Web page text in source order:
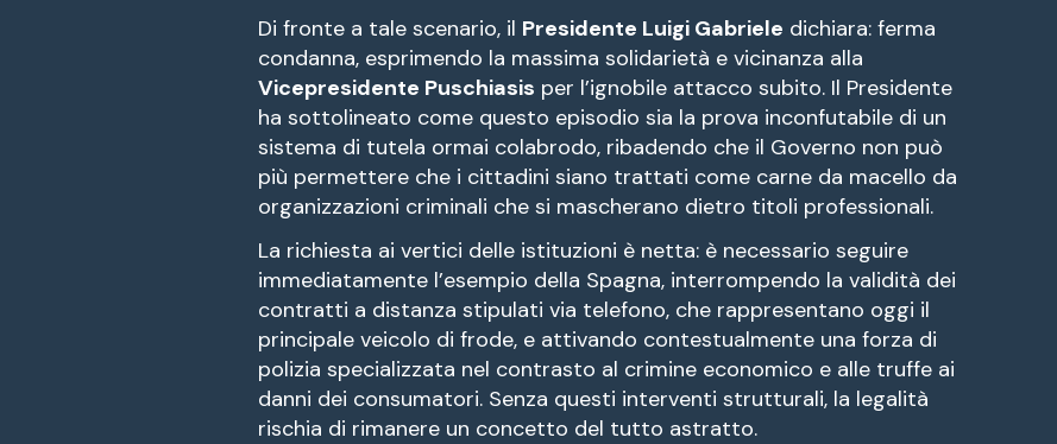
Di fronte a tale scenario, il Presidente Luigi Gabriele dichiara: ferma
condanna, esprimendo la massima solidarietà e vicinanza alla
Vicepresidente Puschiasis per l’ignobile attacco subito. Il Presidente
ha sottolineato come questo episodio sia la prova inconfutabile di un
sistema di tutela ormai colabrodo, ribadendo che il Governo non può
più permettere che i cittadini siano trattati come carne da macello da
organizzazioni criminali che si mascherano dietro titoli professionali.
La richiesta ai vertici delle istituzioni è netta: è necessario seguire
immediatamente l’esempio della Spagna, interrompendo la validità dei
contratti a distanza stipulati via telefono, che rappresentano oggi il
principale veicolo di frode, e attivando contestualmente una forza di
polizia specializzata nel contrasto al crimine economico e alle truffe ai
danni dei consumatori. Senza questi interventi strutturali, la legalità
rischia di rimanere un concetto del tutto astratto.